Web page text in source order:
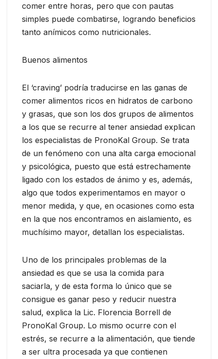
comer entre horas, pero que con pautas
simples puede combatirse, logrando beneficios
tanto anímicos como nutricionales.
Buenos alimentos
El ‘craving’ podría traducirse en las ganas de
comer alimentos ricos en hidratos de carbono
y grasas, que son los dos grupos de alimentos
a los que se recurre al tener ansiedad explican
los especialistas de PronoKal Group. Se trata
de un fenómeno con una alta carga emocional
y psicológica, puesto que está estrechamente
ligado con los estados de ánimo y es, además,
algo que todos experimentamos en mayor o
menor medida, y que, en ocasiones como esta
en la que nos encontramos en aislamiento, es
muchísimo mayor, detallan los especialistas.
Uno de los principales problemas de la
ansiedad es que se usa la comida para
saciarla, y de esta forma lo único que se
consigue es ganar peso y reducir nuestra
salud, explica la Lic. Florencia Borrell de
PronoKal Group. Lo mismo ocurre con el
estrés, se recurre a la alimentación, que tiende
a ser ultra procesada ya que contienen